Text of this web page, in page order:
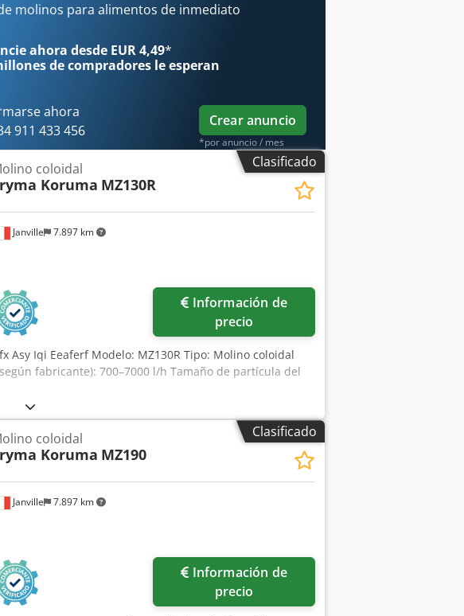
molinos para alimentos de inmediato
ahora desde EUR 4,49*
de compradores le esperan
ahora
911 433 456
Crear anuncio
*por anuncio / mes
Clasificado
Janville 7.897 km
coloidal
Koruma MZ130R
precio
Asy Iqi Eeaferf Modelo: MZ130R Tipo: Molino coloidal
fabricante): 700–7000 l/h Tamaño de partícula del
Clasificado
Janville 7.897 km
coloidal
Koruma MZ190
precio